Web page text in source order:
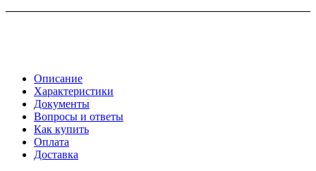
Описание
Характеристики
Документы
Вопросы и ответы
Как купить
Оплата
Доставка